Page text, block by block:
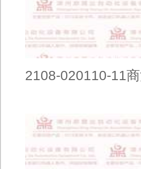
2108-020110-11